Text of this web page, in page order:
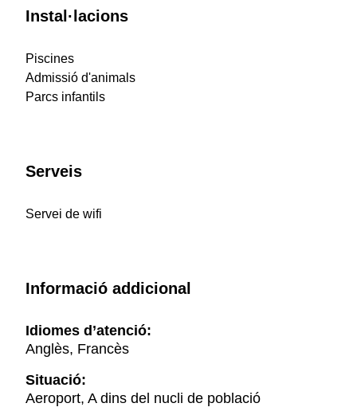
Instal·lacions
Piscines
Admissió d'animals
Parcs infantils
Serveis
Servei de wifi
Informació addicional
Idiomes d’atenció:
Anglès, Francès
Situació:
Aeroport, A dins del nucli de població